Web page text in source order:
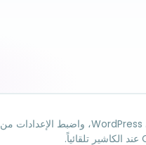
— ثبّتها على WordPress، واضبط الإعدادات من